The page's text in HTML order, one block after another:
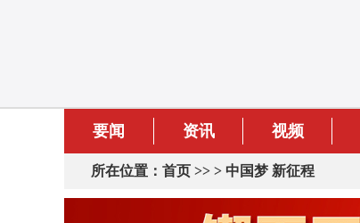
要闻 资讯 视频
所在位置： 首页 >> > 中国梦 新征程